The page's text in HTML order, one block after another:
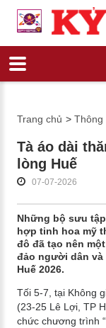
Trang chủ > Thông
Tà áo dài
lòng Huế
07-07-2026
Những bộ sưu
hợp tinh hoa mỹ
đô đã tạo nên
đảo người dân và
Huế 2026.
Tối 5-7, tại Không
(23-25 Lê Lợi, TP
chức chương trình